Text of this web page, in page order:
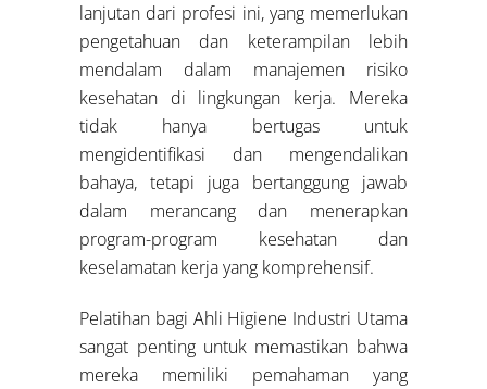
lanjutan dari profesi ini, yang memerlukan
pengetahuan dan keterampilan lebih
mendalam dalam manajemen risiko
kesehatan di lingkungan kerja. Mereka
tidak hanya bertugas untuk
mengidentifikasi dan mengendalikan
bahaya, tetapi juga bertanggung jawab
dalam merancang dan menerapkan
program-program kesehatan dan
keselamatan kerja yang komprehensif.
Pelatihan bagi Ahli Higiene Industri Utama
sangat penting untuk memastikan bahwa
mereka memiliki pemahaman yang